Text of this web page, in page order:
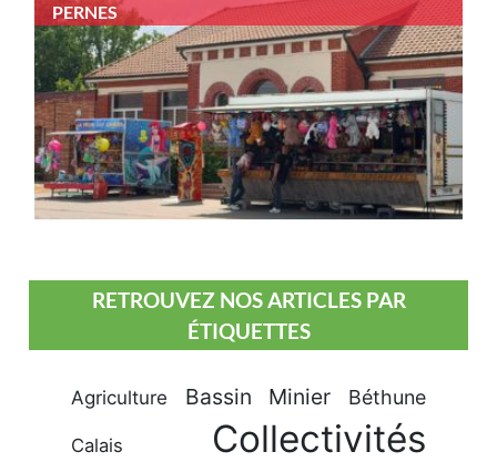
PERNES
RETROUVEZ NOS ARTICLES PAR
ÉTIQUETTES
Agriculture Bassin Minier Béthune
Calais Collectivités